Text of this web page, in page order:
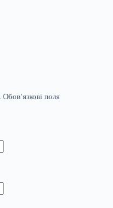
Обов’язкові поля